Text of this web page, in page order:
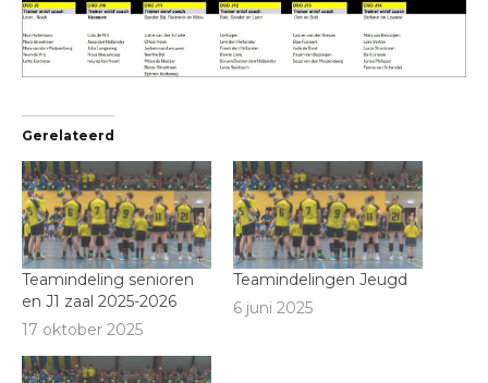
Gerelateerd
Teamindeling senioren
en J1 zaal 2025-2026
17 oktober 2025
Teamindelingen Jeugd
6 juni 2025